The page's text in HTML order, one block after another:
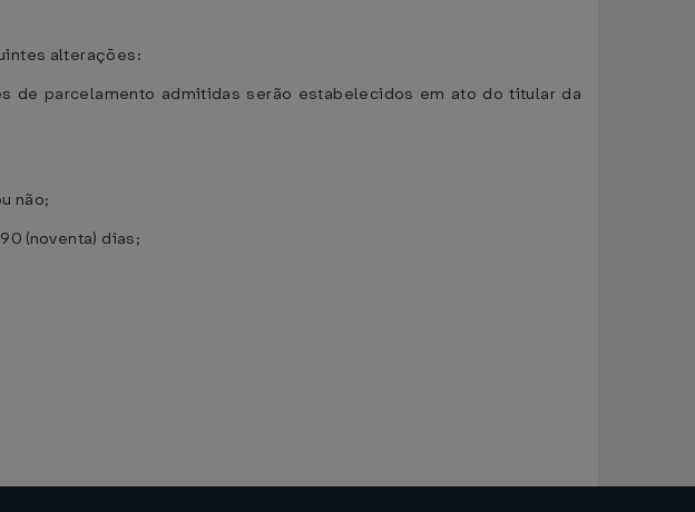
alterações:
de parcelamento admitidas serão estabelecidos em ato do titular da
não;
(noventa) dias;